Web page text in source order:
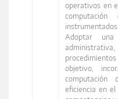
operativos en
Adoptar una
objetivo,
eficiencia en